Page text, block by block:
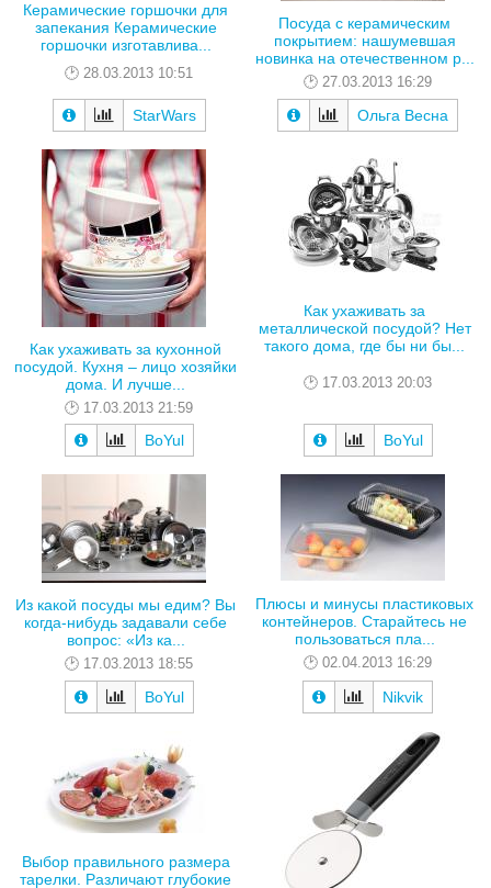
Керамические горшочки для
запекания Керамические
горшочки изготавлива...
28.03.2013 10:51
StarWars
Посуда с керамическим
покрытием: нашумевшая
новинка на отечественном р...
27.03.2013 16:29
Ольга Весна
Как ухаживать за кухонной
посудой. Кухня – лицо хозяйки
дома. И лучше...
17.03.2013 21:59
BoYul
Как ухаживать за
металлической посудой? Нет
такого дома, где бы ни бы...
17.03.2013 20:03
BoYul
Из какой посуды мы едим? Вы
когда-нибудь задавали себе
вопрос: «Из ка...
17.03.2013 18:55
BoYul
Плюсы и минусы пластиковых
контейнеров. Старайтесь не
пользоваться пла...
02.04.2013 16:29
Nikvik
Выбор правильного размера
тарелки. Различают глубокие